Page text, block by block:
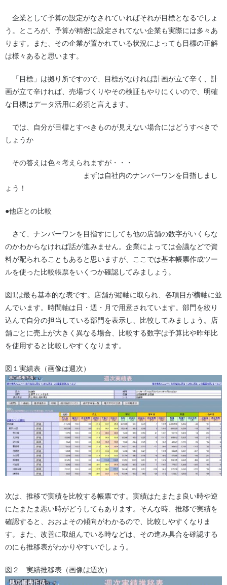
企業として予算の設定がなされていればそれが目標となるでしょ
う。ところが、予算が精密に設定されてない企業も実際には多々あ
ります。また、その企業が置かれている状況によっても目標の正解
は様々あると思います。
「目標」は拠り所ですので、目標がなければ計画が立て辛く、計
画が立て辛ければ、売場づくりやその検証もやりにくいので、明確
な目標はデータ活用に必須と言えます。
では、自分が目標とすべきものが見えない場合にはどうすべきで
しょうか
その答えは色々考えられますが・・・
まずは自社内のナンバーワンを目指しまし
ょう！
●他店との比較
さて、ナンバーワンを目指すにしても他の店舗の数字がいくらな
のかわからなければ話が進みません。企業によっては会議などで資
料が配られることもあると思いますが、ここでは基本帳票作成ツー
ルを使った比較帳票をいくつか確認してみましょう。
図1は最も基本的な表です。店舗が縦軸に取られ、各項目が横軸に並
んでいます。時間軸は日・週・月で用意されています。部門を絞り
込んで自分の担当している部門を表示し、比較してみましょう。店
舗ごとに売上が大きく異なる場合、比較する数字は予算比や昨年比
を使用すると比較しやすくなります。
図１実績表（画像は週次）
次は、推移で実績を比較する帳票です。実績はたまたま良い時や逆
にたまたま悪い時がどうしてもあります。そんな時、推移で実績を
確認すると、おおよその傾向がわかるので、比較しやすくなりま
す。また、改善に取組んでいる時などは、その進み具合を確認する
のにも推移表がわかりやすいでしょう。
図２ 実績推移表（画像は週次）